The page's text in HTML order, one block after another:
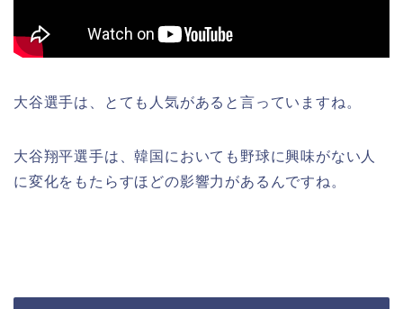
大谷選手は、とても人気があると言っていますね。
大谷翔平選手は、韓国においても野球に興味がない人
に変化をもたらすほどの影響力があるんですね。